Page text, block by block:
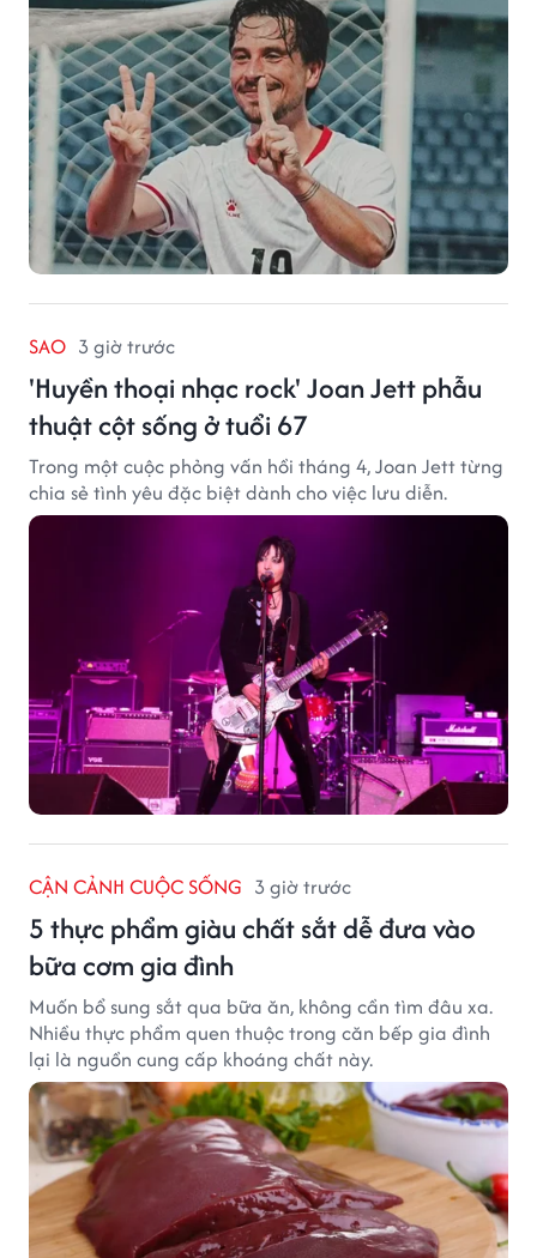
SAO 3 giờ trước
'Huyền thoại nhạc rock' Joan Jett phẫu
thuật cột sống ở tuổi 67
Trong một cuộc phỏng vấn hồi tháng 4, Joan Jett từng
chia sẻ tình yêu đặc biệt dành cho việc lưu diễn.
CẬN CẢNH CUỘC SỐNG 3 giờ trước
5 thực phẩm giàu chất sắt dễ đưa vào
bữa cơm gia đình
Muốn bổ sung sắt qua bữa ăn, không cần tìm đâu xa.
Nhiều thực phẩm quen thuộc trong căn bếp gia đình
lại là nguồn cung cấp khoáng chất này.